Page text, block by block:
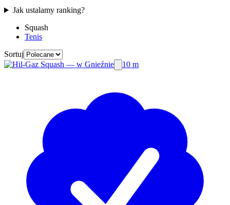
Jak ustalamy ranking?
Squash
Tenis
Sortuj
10 m